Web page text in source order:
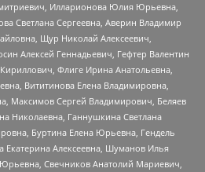
Илларионова Юлия Юрьевна,
Светлана Сергеевна, Аверин Владимир
Щур Николай Алексеевич,
Алексей Геннадьевич, Гефтер Валентин
Флиге Ирина Анатольевна,
Вититинова Елена Владимировна,
Максимов Сергей Владимирович, Беляев
Николаевна, Ганнушкина Светлана
Буртина Елена Юрьевна, Гендель
Алексеевна, Шуманов Илья
Свечников Анатолий Мариевич,